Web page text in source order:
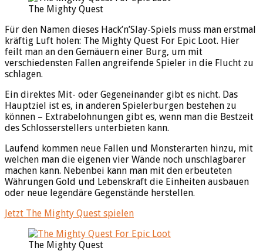
The Mighty Quest
Für den Namen dieses Hack’n’Slay-Spiels muss man erstmal
kräftig Luft holen: The Mighty Quest For Epic Loot. Hier
feilt man an den Gemäuern einer Burg, um mit
verschiedensten Fallen angreifende Spieler in die Flucht zu
schlagen.
Ein direktes Mit- oder Gegeneinander gibt es nicht. Das
Hauptziel ist es, in anderen Spielerburgen bestehen zu
können – Extrabelohnungen gibt es, wenn man die Bestzeit
des Schlosserstellers unterbieten kann.
Laufend kommen neue Fallen und Monsterarten hinzu, mit
welchen man die eigenen vier Wände noch unschlagbarer
machen kann. Nebenbei kann man mit den erbeuteten
Währungen Gold und Lebenskraft die Einheiten ausbauen
oder neue legendäre Gegenstände herstellen.
Jetzt The Mighty Quest spielen
The Mighty Quest